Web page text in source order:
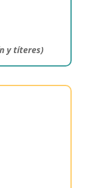
y títeres)